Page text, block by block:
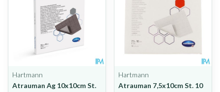
Hartmann
Atrauman Ag 10x10cm St.
Hartmann
Atrauman 7,5x10cm St. 10